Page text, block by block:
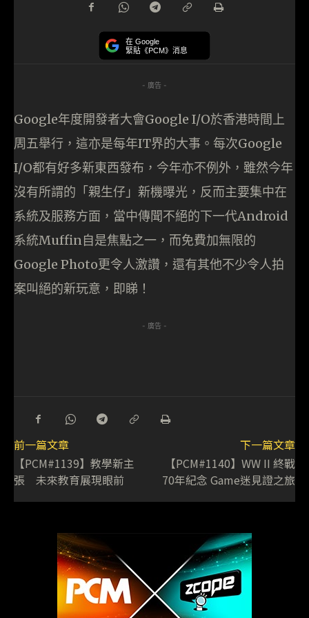
在 Google
緊貼《PCM》消息
- 廣告 -
Google年度開發者大會Google I/O於香港時間上
周五舉行，這亦是每年IT界的大事。每次Google
I/O都有好多新東西發布，今年亦不例外，雖然今年
沒有所謂的「親生仔」新機曝光，反而主要集中在
系統及服務方面，當中傳聞不絕的下一代Android
系統Muffin自是焦點之一，而免費加無限的
Google Photo更令人激讚，還有其他不少令人拍
案叫絕的新玩意，即睇！
- 廣告 -
前一篇文章
【PCM#1139】教學新主
張 未來教育展現眼前
下一篇文章
【PCM#1140】WW II 終戰
70年紀念 Game迷見證之旅